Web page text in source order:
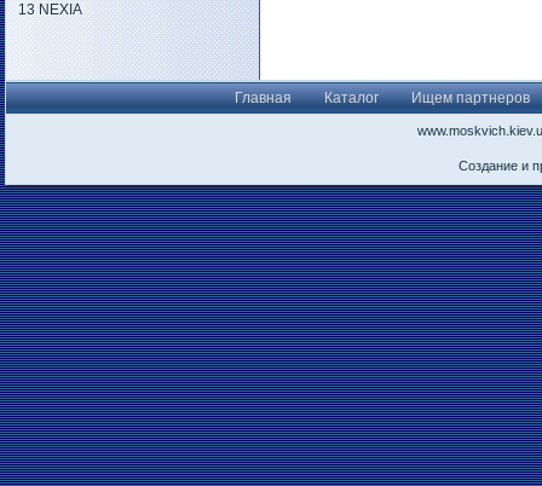
13 NEXIA
Главная Каталог Ищем партнеров
Создание и